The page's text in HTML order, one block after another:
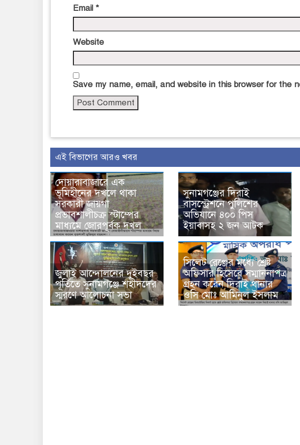
Email *
Website
Save my name, email, and website in this browser for the
এই বিভাগের আরও খবর
দোয়ারাবাজারে এক
ভূমিহীনের দখলে থাকা
সরকারী জায়গা
প্রভাবশালীচক্র স্টাম্পের
মাধ্যমে জোরপূর্বক দখল
সুনামগঞ্জের দিরাই
বাসস্ট্রেশনে পুলিশের
অভিযানে ৪০০ পিস
ইয়াবাসহ ২ জন আটক
জুলাই আন্দোলনের দুইবছর
পূর্তিতে সুনামগঞ্জে শহীদদের
স্মরণে আলোচনা সভা
সিলেট রেঞ্জের মধ্যে শ্রেষ্ট
অফিসার হিসেবে সম্মাননাপত্র
গ্রহন করেন দিরাই থানার
ওসি মোঃ আমিনুল ইসলাম